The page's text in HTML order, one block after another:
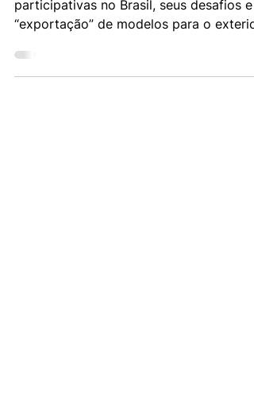
SILVA, I. de P. e. As instituições
participativas no Brasil, seus desafios e
“exportação” de modelos para o
Analisando o...